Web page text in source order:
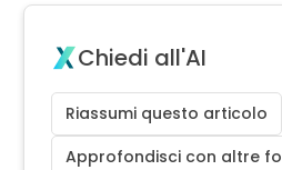
Chiedi all'AI
Riassumi questo articolo
Approfondisci con altre